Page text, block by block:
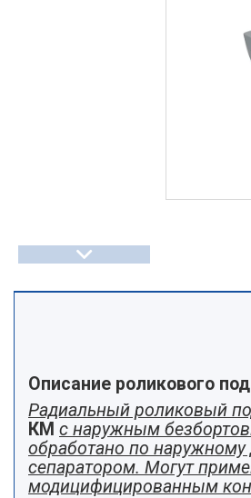
Описание роликового
Радиальный роликовый
КМ с наружным
обработано по
сепаратором. Могут
модицифицированным